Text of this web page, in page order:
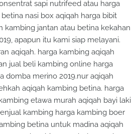
nasi box aqiqah harga bibit
kambing jantan atau betina kekahan
apapun itu kami siap melayani.
aqiqah. harga kambing aqiqah
jual beli kambing online harga
domba merino 2019.nur aqiqah
aqiqah kambing betina. harga
etawa murah aqiqah bayi laki
kambing harga kambing boer
betina untuk madina aqiqah
kambing gembel super harga